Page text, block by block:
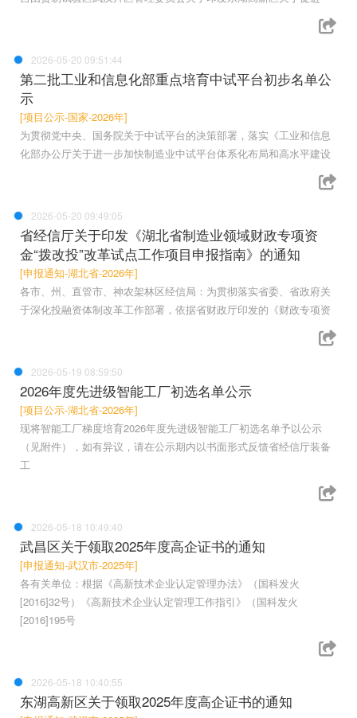
2026-05-20 09:51:44
第二批工业和信息化部重点培育中试平台初步名单公
示
[项目公示-国家-2026年]
为贯彻党中央、国务院关于中试平台的决策部署，落实《工业和信息
化部办公厅关于进一步加快制造业中试平台体系化布局和高水平建设
2026-05-20 09:49:05
省经信厅关于印发《湖北省制造业领域财政专项资
金“拨改投”改革试点工作项目申报指南》的通知
[申报通知-湖北省-2026年]
各市、州、直管市、神农架林区经信局：为贯彻落实省委、省政府关
于深化投融资体制改革工作部署，依据省财政厅印发的《财政专项资
2026-05-19 08:59:50
2026年度先进级智能工厂初选名单公示
[项目公示-湖北省-2026年]
现将智能工厂梯度培育2026年度先进级智能工厂初选名单予以公示
（见附件），如有异议，请在公示期内以书面形式反馈省经信厅装备
工
2026-05-18 10:49:40
武昌区关于领取2025年度高企证书的通知
[申报通知-武汉市-2025年]
各有关单位：根据《高新技术企业认定管理办法》（国科发火
[2016]32号）《高新技术企业认定管理工作指引》（国科发火
[2016]195号
2026-05-18 10:40:55
东湖高新区关于领取2025年度高企证书的通知